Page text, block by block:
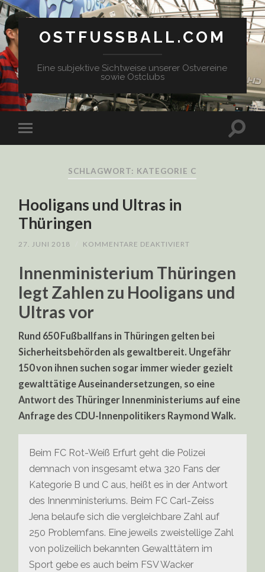
OSTFUSSBALL.COM
Eine subjektive Sichtweise unserer Ostvereine
sowie Ostclubs
SCHLAGWORT: KATEGORIE C
Hooligans und Ultras in
Thüringen
27. JUNI 2018 KOMMENTARE DEAKTIVIERT
ULTRAS
IN
THÜRINGEN
Innenministerium Thüringen
legt Zahlen zu Hooligans und
Ultras vor
Rund 650 Fußballfans in Thüringen gelten bei
Sicherheitsbehörden als gewaltbereit. Ungefähr
150 von ihnen suchen sogar immer wieder gezielt
gewalttätige Auseinandersetzungen, so eine
Antwort des Thüringer Innenministeriums auf eine
Anfrage des CDU-Innenpolitikers Raymond Walk.
Beim FC Rot-Weiß Erfurt geht die Polizei
demnach von insgesamt etwa 320 Fans der
Kategorie B und C aus, heißt es in der Antwort
des Innenministeriums. Beim FC Carl-Zeiss
Jena belaufe sich die vergleichbare Zahl auf
250 Problemfans. Eine jeweils zweistellige Zahl
von polizeilich bekannten Gewalttätern im
Sport gebe es auch beim FSV Wacker